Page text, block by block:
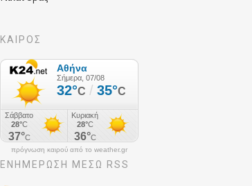
ΚΑΙΡΟΣ
πρόγνωση καιρού από το weather.gr
ΕΝΗΜΈΡΩΣΉ ΜΕΣΩ RSS